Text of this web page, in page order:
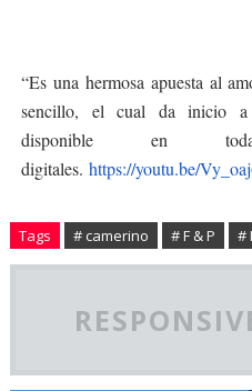
“Es una hermosa apuesta al
sencillo, el cual da inicio a
disponible en
digitales. https://youtu.be/
Tags # camerino # F & P #